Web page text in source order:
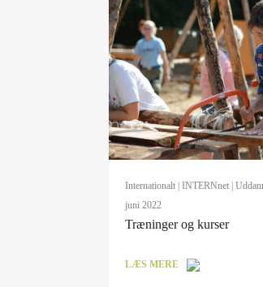
Internationalt |INTERNnet |
juni 2022
Træninger og kurser
LÆS MERE